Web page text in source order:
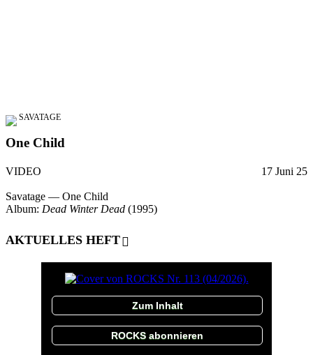
SAVATAGE
One Child
VIDEO 17 Juni 25
Savatage — One Child
Album: Dead Winter Dead (1995)
AKTUELLES HEFT
Zum Inhalt
ROCKS abonnieren